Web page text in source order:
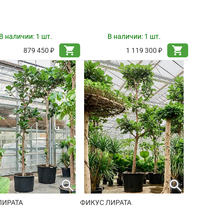
наличии: 1 шт.
879 450 ₽
shopping_cart
В наличии: 1 шт.
1 119 300 ₽
shopping_cart
search search
ФИКУС ЛИРАТА